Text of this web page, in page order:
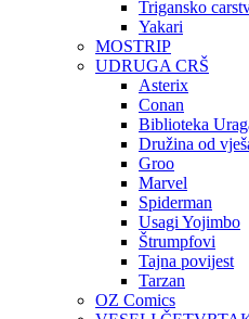
Trigansko
Yakari
MOSTRIP
UDRUGA CRŠ
Asterix
Conan
Biblioteka
Družina od
Groo
Marvel
Spiderman
Usagi Yojimbo
Štrumpfovi
Tajna povijest
Tarzan
OZ Comics